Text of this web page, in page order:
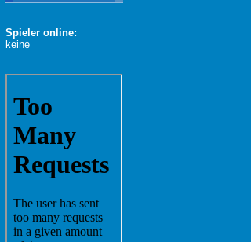
Spieler online:
keine